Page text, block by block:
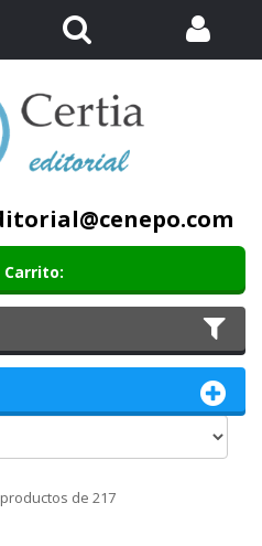
Carrito
de 217